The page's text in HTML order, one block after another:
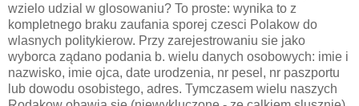
wzielo udzial w glosowaniu? To proste: wynika to z
kompletnego braku zaufania sporej czesci Polakow do
wlasnych politykierow. Przy zarejestrowaniu sie jako
wyborca ządano podania b. wielu danych osobowych: imie i
nazwisko, imie ojca, date urodzenia, nr pesel, nr paszportu
lub dowodu osobistego, adres. Tymczasem wielu naszych